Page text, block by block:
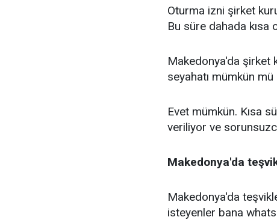
Oturma izni şirket
Bu süre dahada kısa
Makedonya'da şirket
seyahatı mümkün mü
Evet mümkün. Kısa
veriliyor ve
Makedonya'da
Makedonya'da
isteyenler bana